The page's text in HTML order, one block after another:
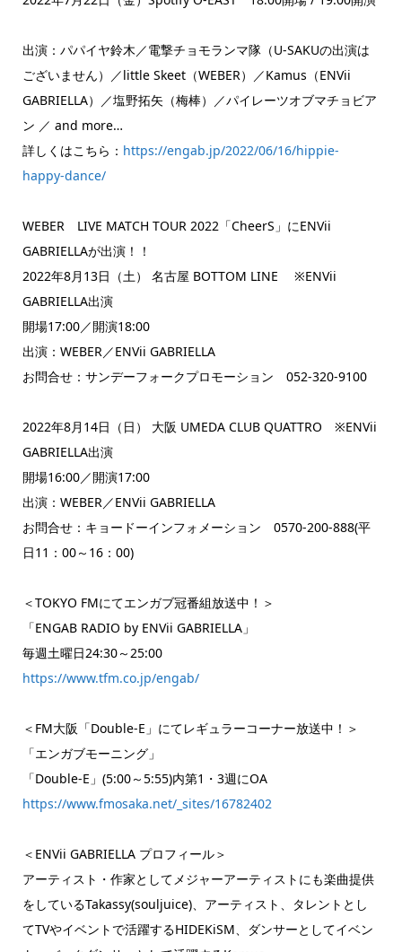
出演：パパイヤ鈴木／電撃チョモランマ隊（U-SAKUの出演は
ございません）／little Skeet（WEBER）／Kamus（ENVii
GABRIELLA）／塩野拓矢（梅棒）／パイレーツオブマチョビア
ン ／ and more…
詳しくはこちら： https://engab.jp/2022/06/16/hippie-
happy-dance/
WEBER LIVE MATCH TOUR 2022「CheerS」にENVii
GABRIELLAが出演！！
2022年8月13日（土） 名古屋 BOTTOM LINE ※ENVii
GABRIELLA出演
開場17:00／開演18:00
出演：WEBER／ENVii GABRIELLA
お問合せ：サンデーフォークプロモーション 052-320-9100
2022年8月14日（日） 大阪 UMEDA CLUB QUATTRO ※ENVii
GABRIELLA出演
開場16:00／開演17:00
出演：WEBER／ENVii GABRIELLA
お問合せ：キョードーインフォメーション 0570-200-888(平
日11：00～16：00)
＜TOKYO FMにてエンガブ冠番組放送中！＞
「ENGAB RADIO by ENVii GABRIELLA」
毎週土曜日24:30～25:00
https://www.tfm.co.jp/engab/
＜FM大阪「Double-E」にてレギュラーコーナー放送中！＞
「エンガブモーニング」
「Double-E」(5:00～5:55)内第1・3週にOA
https://www.fmosaka.net/_sites/16782402
＜ENVii GABRIELLA プロフィール＞
アーティスト・作家としてメジャーアーティストにも楽曲提供
をしているTakassy(souljuice)、アーティスト、タレントとし
てTVやイベントで活躍するHIDEKiSM、ダンサーとしてイベン